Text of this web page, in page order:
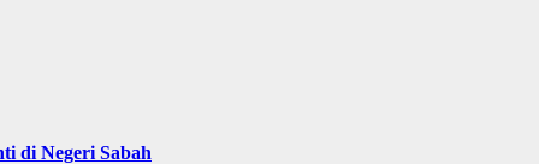
di Negeri Sabah